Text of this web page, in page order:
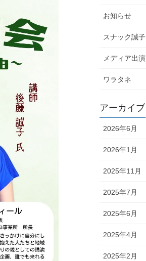
お知らせ
スナック誠子
メディア出演
ワラタネ
アーカイブ
2026年6月
2026年1月
2025年11月
2025年7月
2025年6月
2025年4月
2025年2月